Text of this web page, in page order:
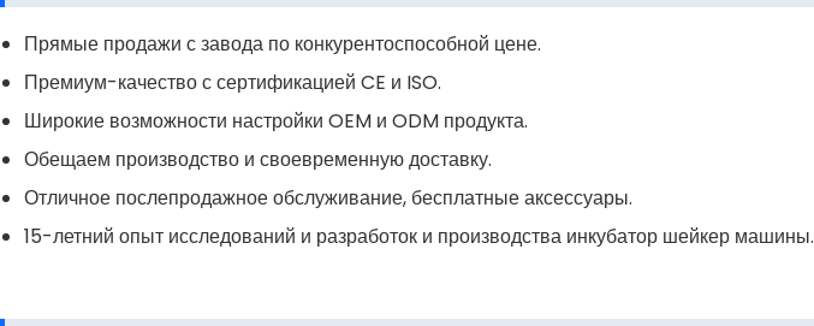
Прямые продажи с завода по конкурентоспособной цене.
Премиум-качество с сертификацией CE и ISO.
Широкие возможности настройки OEM и ODM продукта.
Обещаем производство и своевременную доставку.
Отличное послепродажное обслуживание, бесплатные аксессуары.
15-летний опыт исследований и разработок и производства инкубатор шейкер машины.